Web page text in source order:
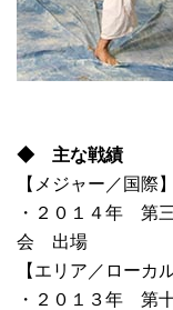
◆ 主な戦績
【メジャー／国際】
・２０１４年 第
会 出場
【エリア／ローカル
・２０１３年 第